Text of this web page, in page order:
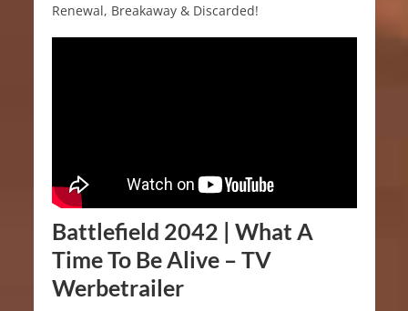
Renewal, Breakaway & Discarded!
Battlefield 2042 | What A
Time To Be Alive – TV
Werbetrailer